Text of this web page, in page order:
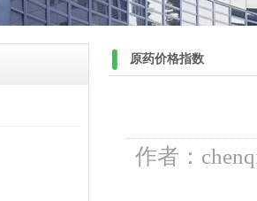
原药价格指数
作者：